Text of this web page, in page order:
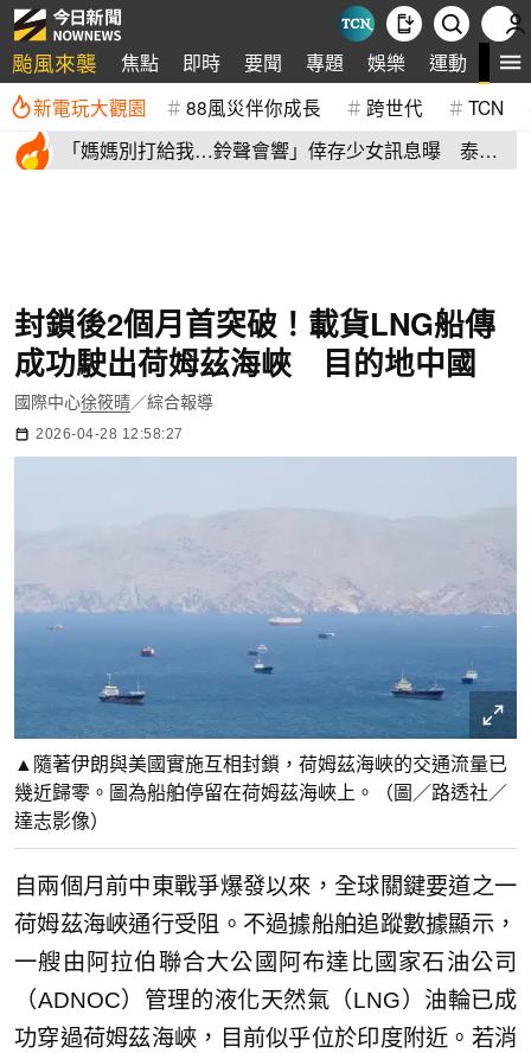
颱風來襲 焦點 即時 要聞 專題 娛樂 運動 全
新電玩大觀園 88風災伴你成長 跨世代 TCN
「媽媽別打給我…鈴聲會響」倖存少女訊息曝 泰國
封鎖後2個月首突破！載貨LNG船傳
成功駛出荷姆茲海峽 目的地中國
國際中心徐筱晴／綜合報導
2026-04-28 12:58:27
▲隨著伊朗與美國實施互相封鎖，荷姆茲海峽的交通流量已
幾近歸零。圖為船舶停留在荷姆茲海峽上。（圖／路透社／
達志影像）
自兩個月前中東戰爭爆發以來，全球關鍵要道之一
荷姆茲海峽通行受阻。不過據船舶追蹤數據顯示，
一艘由阿拉伯聯合大公國阿布達比國家石油公司
（ADNOC）管理的液化天然氣（LNG）油輪已成
功穿過荷姆茲海峽，目前似乎位於印度附近。若消